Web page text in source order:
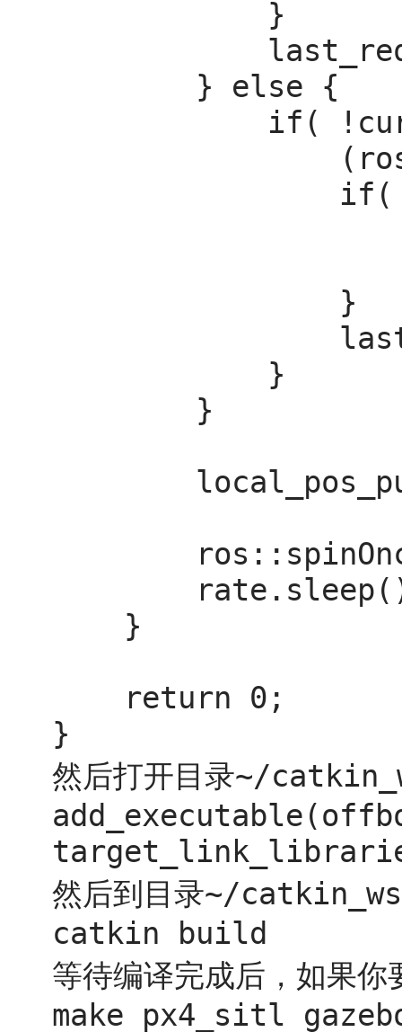
}
然后打开目录~/
然后到目录~/catkin_ws
catkin build
等待编译完成后，如果你
make px4_sitl